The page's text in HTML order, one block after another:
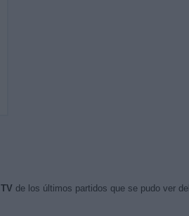
de los últimos partidos que se pudo ver del